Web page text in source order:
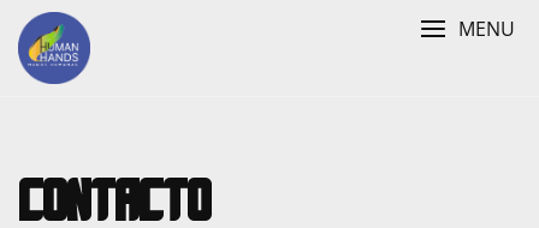
Skip
content
MENU
Contacto